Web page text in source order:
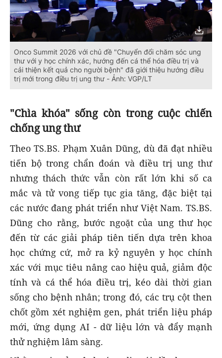
Onco Summit 2026 với chủ đề "Chuyển đổi chăm sóc ung
thư với y học chính xác, hướng đến cá thể hóa điều trị và
cải thiện kết quả cho người bệnh" đã giới thiệu hướng điều
trị mới trong điều trị ung thư - Ảnh: VGP/LT
"Chìa khóa" sống còn trong cuộc chiến
chống ung thư
Theo TS.BS. Phạm Xuân Dũng, dù đã đạt nhiều
tiến bộ trong chẩn đoán và điều trị ung thư
nhưng thách thức vẫn còn rất lớn khi số ca
mắc và tử vong tiếp tục gia tăng, đặc biệt tại
các nước đang phát triển như Việt Nam. TS.BS.
Dũng cho rằng, bước ngoặt của ung thư học
đến từ các giải pháp tiên tiến dựa trên khoa
học chứng cứ, mở ra kỷ nguyên y học chính
xác với mục tiêu nâng cao hiệu quả, giảm độc
tính và cá thể hóa điều trị, kéo dài thời gian
sống cho bệnh nhân; trong đó, các trụ cột then
chốt gồm xét nghiệm gen, phát triển liệu pháp
mới, ứng dụng AI - dữ liệu lớn và đẩy mạnh
thử nghiệm lâm sàng.